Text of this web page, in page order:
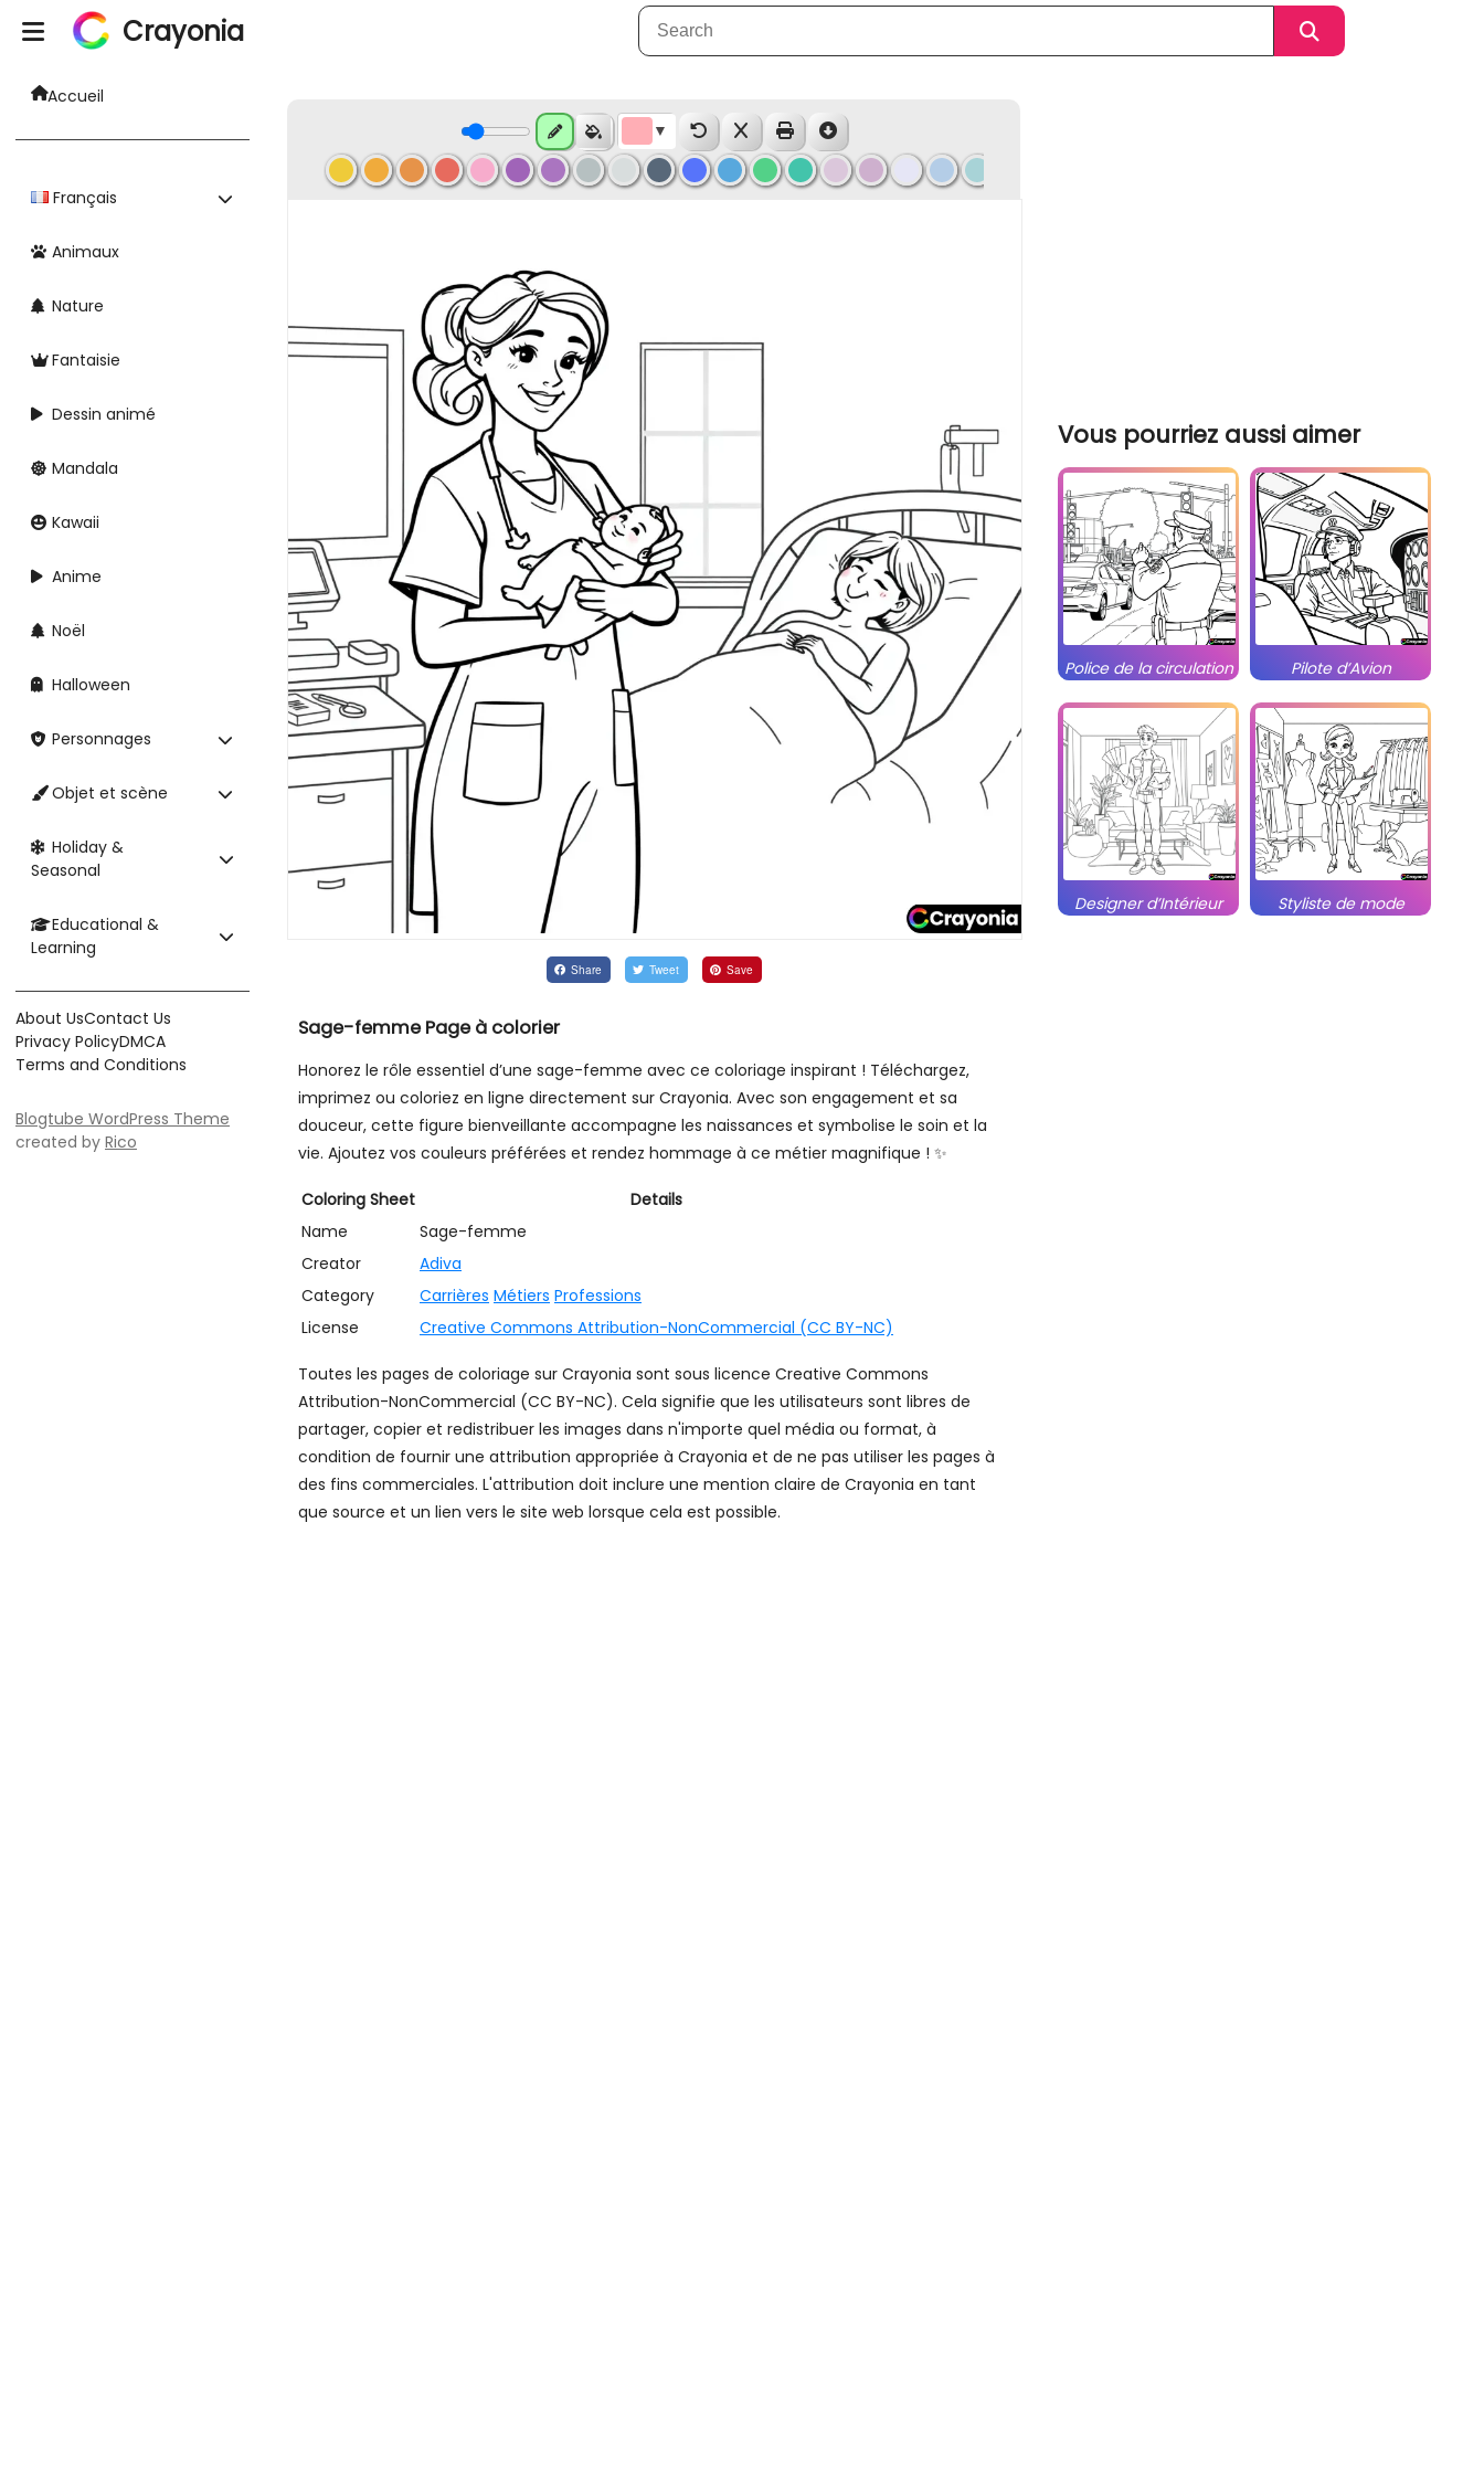
Crayonia
Accueil
Français
Animaux
Nature
Fantaisie
Dessin animé
Mandala
Kawaii
Anime
Noël
Halloween
Personnages
Objet et scène
Holiday &
Seasonal
Educational &
Learning
About UsContact Us
Privacy PolicyDMCA
Terms and Conditions
Blogtube WordPress Theme
created by Rico
Share Tweet Save
Sage-femme Page à colorier
Honorez le rôle essentiel d’une sage-femme avec ce coloriage inspirant ! Téléchargez,
imprimez ou coloriez en ligne directement sur Crayonia. Avec son engagement et sa
douceur, cette figure bienveillante accompagne les naissances et symbolise le soin et la
vie. Ajoutez vos couleurs préférées et rendez hommage à ce métier magnifique ! ✨
Coloring Sheet
Details
Name
Sage-femme
Creator
Adiva
Category
Carrières Métiers Professions
License
Creative Commons Attribution-NonCommercial (CC BY-NC)
Toutes les pages de coloriage sur Crayonia sont sous licence Creative Commons
Attribution-NonCommercial (CC BY-NC). Cela signifie que les utilisateurs sont libres de
partager, copier et redistribuer les images dans n'importe quel média ou format, à
condition de fournir une attribution appropriée à Crayonia et de ne pas utiliser les pages à
des fins commerciales. L'attribution doit inclure une mention claire de Crayonia en tant
que source et un lien vers le site web lorsque cela est possible.
Vous pourriez aussi aimer
Police de la circulation Pilote d’Avion
Designer d’Intérieur Styliste de mode